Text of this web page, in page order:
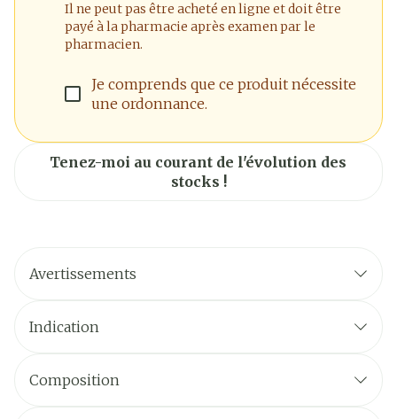
Il ne peut pas être acheté en ligne et doit être
payé à la pharmacie après examen par le
pharmacien.
Je comprends que ce produit nécessite
une ordonnance.
Tenez-moi au courant de l'évolution des
stocks !
Avertissements
Indication
Composition